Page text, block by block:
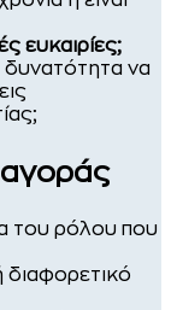
ευκαιρίες;
δυνατότητα να
του ρόλου που
διαφορετικό